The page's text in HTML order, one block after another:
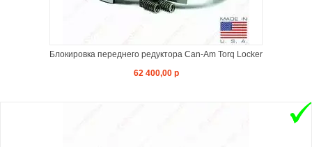
Блокировка переднего редуктора Can-Am Torq Locker
62 400,00 р